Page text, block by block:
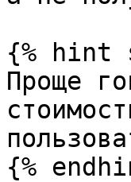
{% hint
Проще
{%